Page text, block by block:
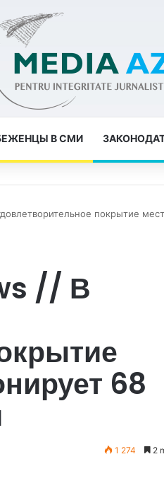
В СМИ
покрытие
// В
68
1 274 2